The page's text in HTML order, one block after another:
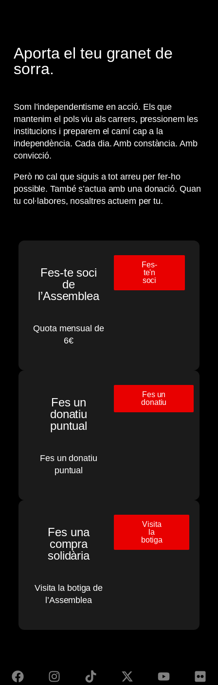
Aporta el teu granet de
sorra.
Som l’independentisme en acció. Els que
mantenim el pols viu als carrers, pressionem les
institucions i preparem el camí cap a la
independència. Cada dia. Amb constància. Amb
convicció.
Però no cal que siguis a tot arreu per fer-ho
possible. També s’actua amb una donació. Quan
tu col·labores, nosaltres actuem per tu.
Fes-te soci
de
l’Assemblea
Quota mensual de
6€
Fes-
te'n
soci
Fes un
donatiu
puntual
Fes un donatiu
puntual
Fes un
donatiu
Fes una
compra
solidària
Visita la botiga de
l’Assemblea
Visita
la
botiga